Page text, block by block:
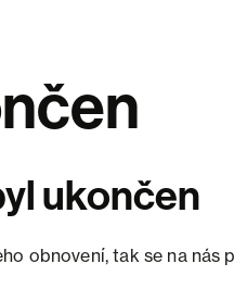
ukončen
obnovení, tak se na nás